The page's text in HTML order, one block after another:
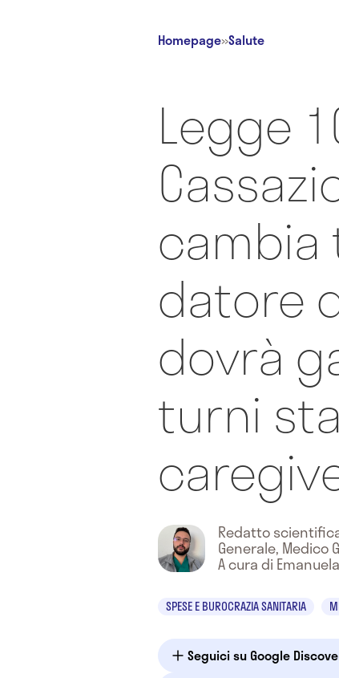
Homepage»Salute
Legge
cambia
datore
dovrà
turni
Redatto
Generale, Medico
A cura di
SPESE E BUROCRAZIA SANITARIA
Seguici su Google